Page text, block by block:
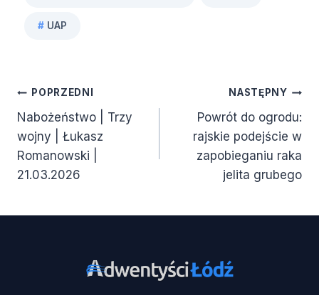
# UAP
Nawigacja
wpisu
POPRZEDNI
Nabożeństwo | Trzy
wojny | Łukasz
Romanowski |
21.03.2026
NASTĘPNY
Powrót do ogrodu:
rajskie podejście w
zapobieganiu raka
jelita grubego